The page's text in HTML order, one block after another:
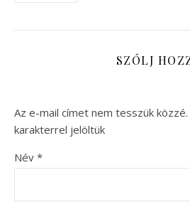
SZÓLJ
Az e-mail címet nem tesszük közzé.
karakterrel jelöltük
Név *